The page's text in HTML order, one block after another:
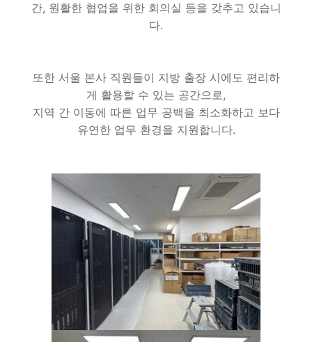
간, 원활한 협업을 위한 회의실 등을 갖추고 있습니
다.
또한 서울 본사 직원들이 지방 출장 시에도 편리하
게 활용할 수 있는 공간으로,
지역 간 이동에 따른 업무 공백을 최소화하고 보다
유연한 업무 환경을 지원합니다.